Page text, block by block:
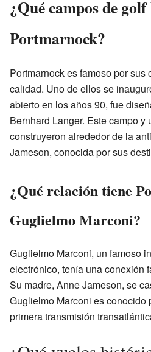
¿Qué campos de
Portmarnock?
Portmarnock es famoso por sus
calidad. Uno de ellos se
abierto en los años 90, fue
Bernhard Langer. Este campo y
construyeron alrededor de la
Jameson, conocida por sus
¿Qué relación tiene
Guglielmo Marconi?
Guglielmo Marconi, un famoso
electrónico, tenía una conexión
Su madre, Anne Jameson, se
Guglielmo Marconi es conocido
primera transmisión